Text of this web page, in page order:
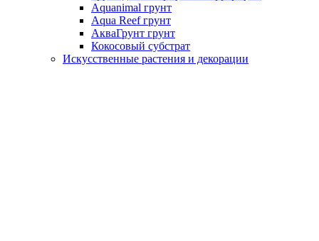
Aquanimal грунт
Aqua Reef грунт
АкваГрунт грунт
Кокосовый субстрат
Искусственные растения и декорации